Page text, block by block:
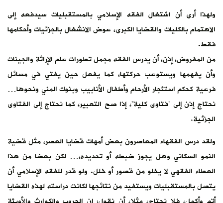
ولهذا أرى أن اشتغال الفقه الإسلامي بالمستقبليات سيدفعه إلى
الاهتمام بالكليات والقضايا الكبرى، عوض الانشغال بالجزئيات وأحكامها
فقط.
من المفروض، إذن، أن يدرس الفقه مجمل تطورات علم الإراثة والجينات
وأن يفهمها ويستوعب حركتها، كما يفعل حين يفتي في مسائل
فرعية كحكم استئجار الأرحام وأطفال الأنابيب وبنوك المني ونحوها…
نحتاج إذن إلى “فتاوى كلية”، إذا صح التعبير، كما نحتاج إلى الفتاوى
الجزئية.
ولقد درس الفقهاء المعاصرون بعض أمهات قضايا العصر، مثل قضية
النمو السكاني وهل يجوز ضبطه أو تحديده،… لكن بعضا من هذا
العطاء الفقهي لا يخلو من قصور أو خلل. ولو قدر للفقه الإسلامي أن
يتصل بالمستقبليات ويستفيد من نتائجها لكانت دراسته لهذه القضايا